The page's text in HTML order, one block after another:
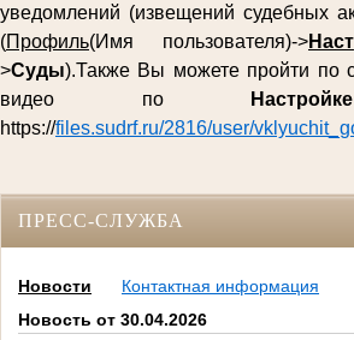
уведомлений (извещений судебных
(Профиль(Имя пользователя)->
>Суды).Также Вы можете пройти по
видео по
https://files.sudrf.ru/2816/user/
ПРЕСС-СЛУЖБА
Новости
Контактная информация
Новость от 30.04.2026